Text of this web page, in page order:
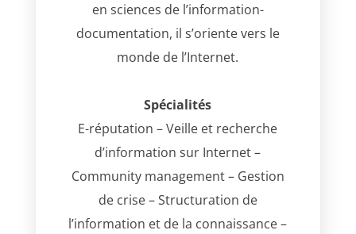
en sciences de l’information-
documentation, il s’oriente vers le
monde de l’Internet.
Spécialités
E-réputation – Veille et recherche
d’information sur Internet –
Community management – Gestion
de crise – Structuration de
l’information et de la connaissance –